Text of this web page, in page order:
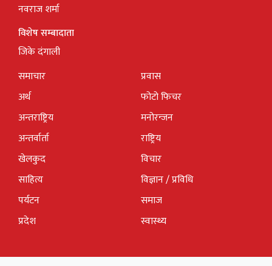
नवराज शर्मा
विशेष सम्बादाता
जिके दंगाली
समाचार
अर्थ
अन्तराष्ट्रिय
अन्तर्वार्ता
खेलकुद
साहित्य
पर्यटन
प्रदेश
प्रवास
फोटो फिचर
मनोरन्जन
राष्ट्रिय
विचार
विज्ञान / प्रविधि
समाज
स्वास्थ्य